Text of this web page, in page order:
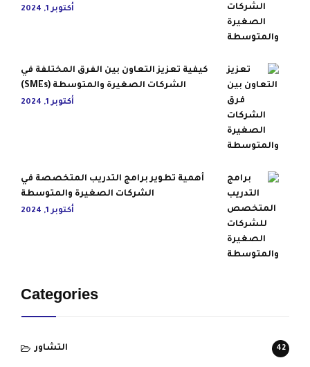
أكتوبر 1, 2024
كيفية تعزيز التعاون بين الفرق المختلفة في
الشركات الصغيرة والمتوسطة (SMEs)
أكتوبر 1, 2024
أهمية تطوير برامج التدريب المتخصصة في
الشركات الصغيرة والمتوسطة
أكتوبر 1, 2024
Categories
التشاور 42